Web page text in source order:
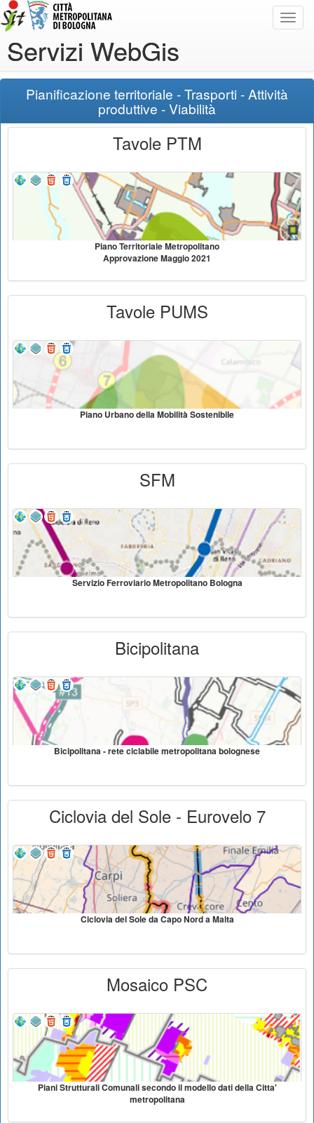
Servizi WebGis
Pianificazione territoriale - Trasporti - Attività
produttive - Viabilità
Tavole PTM
Piano Territoriale Metropolitano
Approvazione Maggio 2021
Tavole PUMS
Piano Urbano della Mobilità Sostenibile
SFM
Servizio Ferroviario Metropolitano Bologna
Bicipolitana
Bicipolitana - rete ciclabile metropolitana bolognese
Ciclovia del Sole - Eurovelo 7
Ciclovia del Sole da Capo Nord a Malta
Mosaico PSC
Piani Strutturali Comunali secondo il modello dati della Citta'
metropolitana